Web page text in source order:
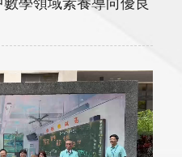
學領域素養導向優良